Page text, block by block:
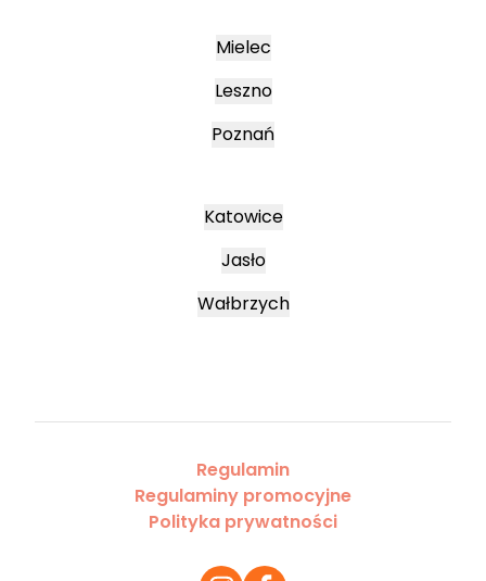
Mielec
Leszno
Poznań
Katowice
Jasło
Wałbrzych
Regulamin
Regulaminy promocyjne
Polityka prywatności